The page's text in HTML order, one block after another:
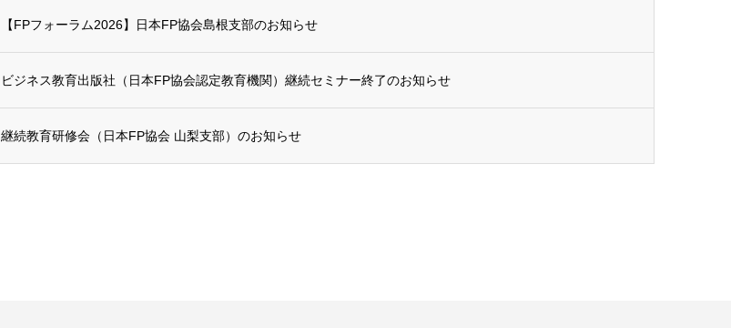
【FPフォーラム2026】日本FP協会島根支部のお知らせ
ビジネス教育出版社（日本FP協会認定教育機関）継続セミナー終了のお知らせ
継続教育研修会（日本FP協会 山梨支部）のお知らせ